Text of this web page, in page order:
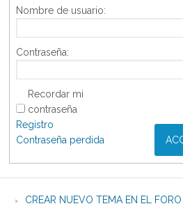
Nombre de usuario:
Contraseña:
Recordar mi
contraseña
Registro
Contraseña perdida
CREAR NUEVO TEMA EN EL FORO